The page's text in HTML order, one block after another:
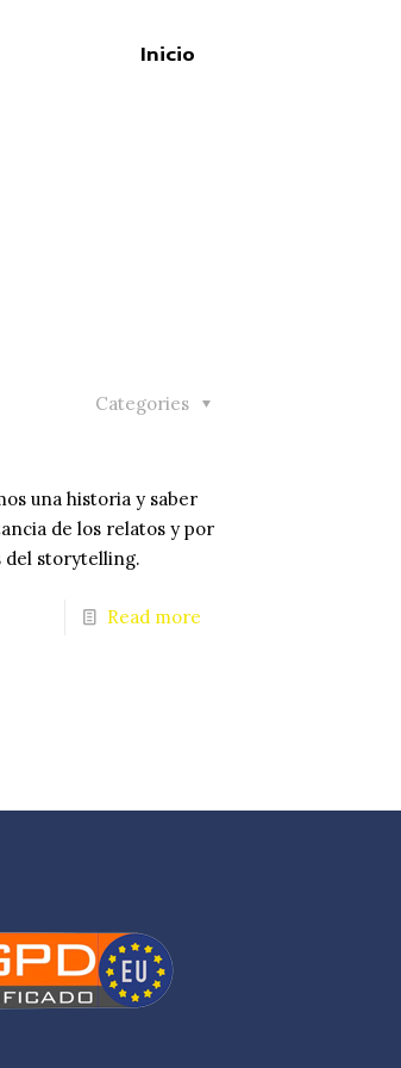
Inicio
Categories
una historia y saber
de los relatos y por
del storytelling.
Read more